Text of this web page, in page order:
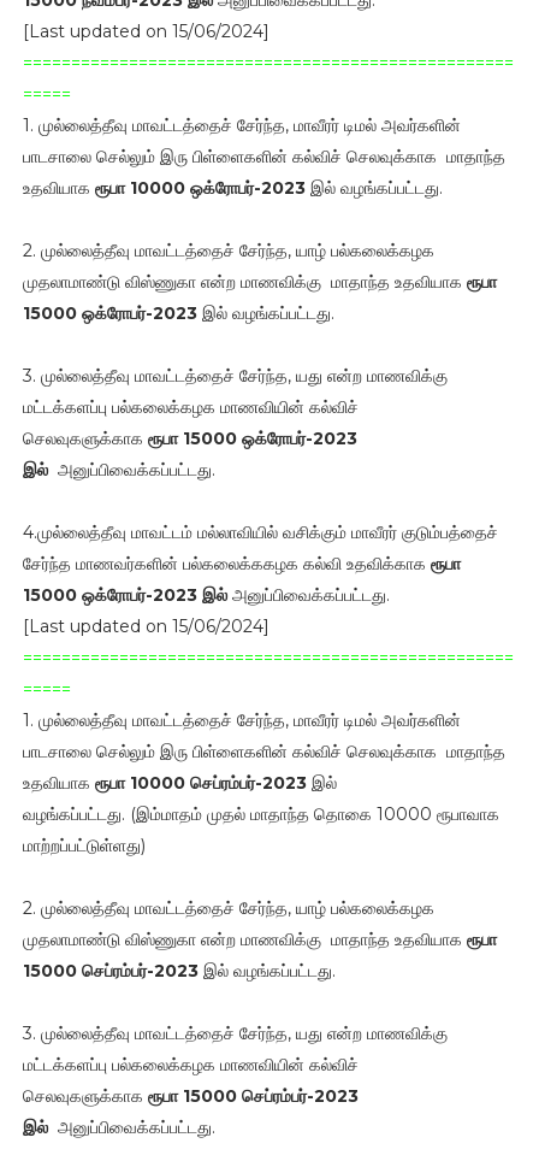
[Last updated on 15/06/2024]
===================================================
=====
1. முல்லைத்தீவு மாவட்டத்தைச் சேர்ந்த, மாவீரர் டிமல் அவர்களின்
பாடசாலை செல்லும் இரு பிள்ளைகளின் கல்விச் செலவுக்காக மாதாந்த
உதவியாக ரூபா 10000 ஒக்ரோபர்-2023இல் வழங்கப்பட்டது.
2. முல்லைத்தீவு மாவட்டத்தைச் சேர்ந்த, யாழ் பல்கலைக்கழக
முதலாமாண்டு விஸ்ணுகா என்ற மாணவிக்கு மாதாந்த உதவியாக ரூபா
15000 ஒக்ரோபர்-2023இல் வழங்கப்பட்டது.
3. முல்லைத்தீவு மாவட்டத்தைச் சேர்ந்த, யது என்ற மாணவிக்கு
மட்டக்களப்பு பல்கலைக்கழக மாணவியின் கல்விச்
செலவுகளுக்காக ரூபா 15000 ஒக்ரோபர்-2023
இல் அனுப்பிவைக்கப்பட்டது.
4.முல்லைத்தீவு மாவட்டம் மல்லாவியில் வசிக்கும் மாவீரர் குடும்பத்தைச்
சேர்ந்த மாணவர்களின் பல்கலைக்ககழக கல்வி உதவிக்காக ரூபா
15000 ஒக்ரோபர்-2023 இல் அனுப்பிவைக்கப்பட்டது.
[Last updated on 15/06/2024]
===================================================
=====
1. முல்லைத்தீவு மாவட்டத்தைச் சேர்ந்த, மாவீரர் டிமல் அவர்களின்
பாடசாலை செல்லும் இரு பிள்ளைகளின் கல்விச் செலவுக்காக மாதாந்த
உதவியாக ரூபா 10000 செப்ரம்பர்-2023இல்
வழங்கப்பட்டது. (இம்மாதம் முதல் மாதாந்த தொகை 10000 ரூபாவாக
மாற்றப்பட்டுள்ளது)
2. முல்லைத்தீவு மாவட்டத்தைச் சேர்ந்த, யாழ் பல்கலைக்கழக
முதலாமாண்டு விஸ்ணுகா என்ற மாணவிக்கு மாதாந்த உதவியாக ரூபா
15000 செப்ரம்பர்-2023இல் வழங்கப்பட்டது.
3. முல்லைத்தீவு மாவட்டத்தைச் சேர்ந்த, யது என்ற மாணவிக்கு
மட்டக்களப்பு பல்கலைக்கழக மாணவியின் கல்விச்
செலவுகளுக்காக ரூபா 15000 செப்ரம்பர்-2023
இல் அனுப்பிவைக்கப்பட்டது.